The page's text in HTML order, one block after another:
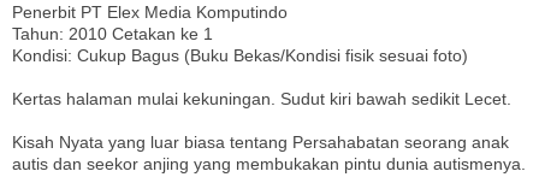
Penerbit PT Elex Media Komputindo
Tahun: 2010 Cetakan ke 1
Kondisi: Cukup Bagus (Buku Bekas/Kondisi fisik sesuai foto)
Kertas halaman mulai kekuningan. Sudut kiri bawah sedikit Lecet.
Kisah Nyata yang luar biasa tentang Persahabatan seorang anak
autis dan seekor anjing yang membukakan pintu dunia autismenya.